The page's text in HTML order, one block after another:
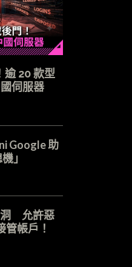
逾 20 款型
伺服器
Google 助
」
洞 允許惡
管帳戶！